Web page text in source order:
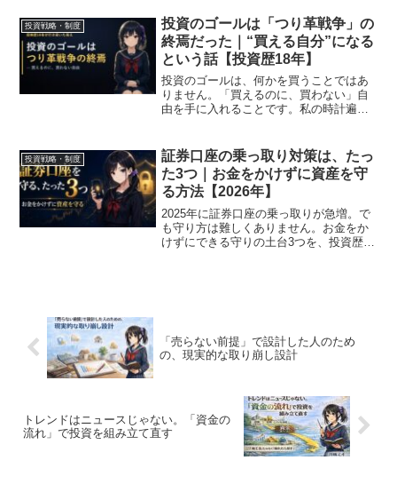
を書きました。
投資戦略・制度
投資のゴールは「つり革戦争」の
終焉だった｜“買える自分”になる
という話【投資歴18年】
投資のゴールは、何かを買うことではあ
りません。「買えるのに、買わない」自
由を手に入れることです。私の時計遍歴
す。
投資戦略・制度
証券口座の乗っ取り対策は、たっ
た3つ｜お金をかけずに資産を守
る方法【2026年】
2025年に証券口座の乗っ取りが急増。で
も守り方は難しくありません。お金をか
けずにできる守りの土台3つを、投資歴18
「売らない前提」で設計した人のため
の、現実的な取り崩し設計
トレンドはニュースじゃない。「資金の
流れ」で投資を組み立て直す